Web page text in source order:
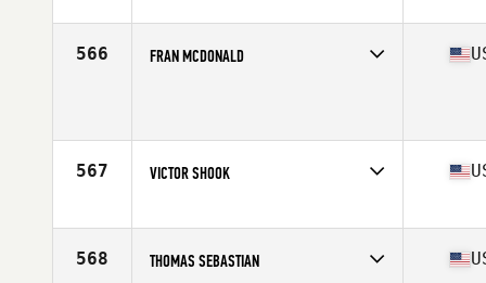
Age
50
566 FRAN MCDONALD
567 VICTOR SHOOK
Age
53
568 THOMAS SEBASTIAN